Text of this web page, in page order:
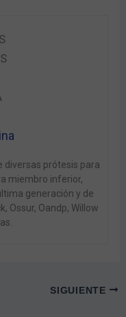
diversas prótesis para
miembro inferior,
generación y de
Ossur, Oandp, Willow
SIGUIENTE